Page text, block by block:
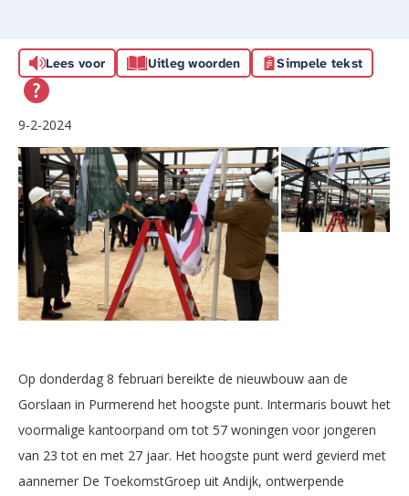
Lees voor Uitleg woorden Simpele tekst
9-2-2024
Op donderdag 8 februari bereikte de nieuwbouw aan de
Gorslaan in Purmerend het hoogste punt. Intermaris bouwt het
voormalige kantoorpand om tot 57 woningen voor jongeren
van 23 tot en met 27 jaar. Het hoogste punt werd gevierd met
aannemer De ToekomstGroep uit Andijk, ontwerpende